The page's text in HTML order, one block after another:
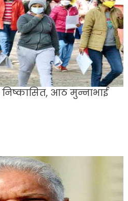
निष्कासित, आठ मुन्नाभाई